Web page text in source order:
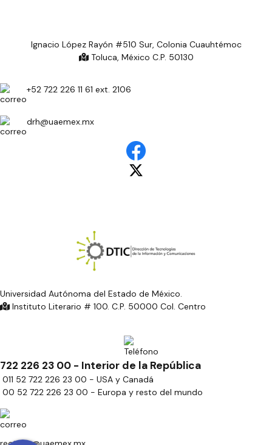
Ignacio López Rayón #510 Sur, Colonia Cuauhtémoc
Toluca, México C.P. 50130
+52 722 226 11 61 ext. 2106
drh@uaemex.mx
Universidad Autónoma del Estado de México.
Instituto Literario # 100. C.P. 50000 Col. Centro
722 226 23 00 - Interior de la República
011 52 722 226 23 00 - USA y Canadá
00 52 722 226 23 00 - Europa y resto del mundo